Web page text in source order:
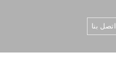
اتصل بنا